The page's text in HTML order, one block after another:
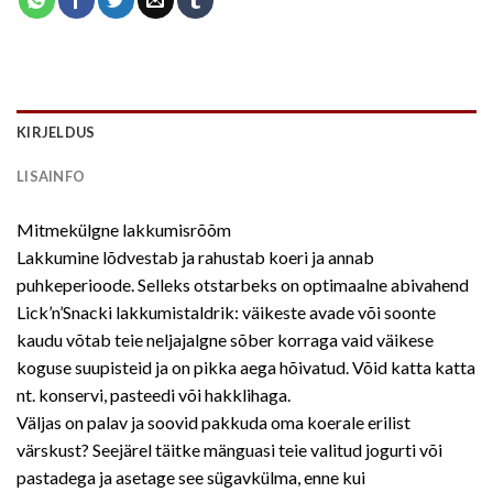
KIRJELDUS
LISAINFO
Mitmekülgne lakkumisrõõm
Lakkumine lõdvestab ja rahustab koeri ja annab
puhkeperioode. Selleks otstarbeks on optimaalne abivahend
Lick’n’Snacki lakkumistaldrik: väikeste avade või soonte
kaudu võtab teie neljajalgne sõber korraga vaid väikese
koguse suupisteid ja on pikka aega hõivatud. Võid katta katta
nt. konservi, pasteedi või hakklihaga.
Väljas on palav ja soovid pakkuda oma koerale erilist
värskust? Seejärel täitke mänguasi teie valitud jogurti või
pastadega ja asetage see sügavkülma, enne kui